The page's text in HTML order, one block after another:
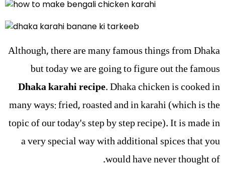
Although, there are many famous things from Dhaka
but today we are going to figure out the famous
Dhaka karahi recipe. Dhaka chicken is cooked in
many ways: fried, roasted and in karahi (which is the
topic of our today's step by step recipe). It is made in
a very special way with additional spices that you
would have never thought of.